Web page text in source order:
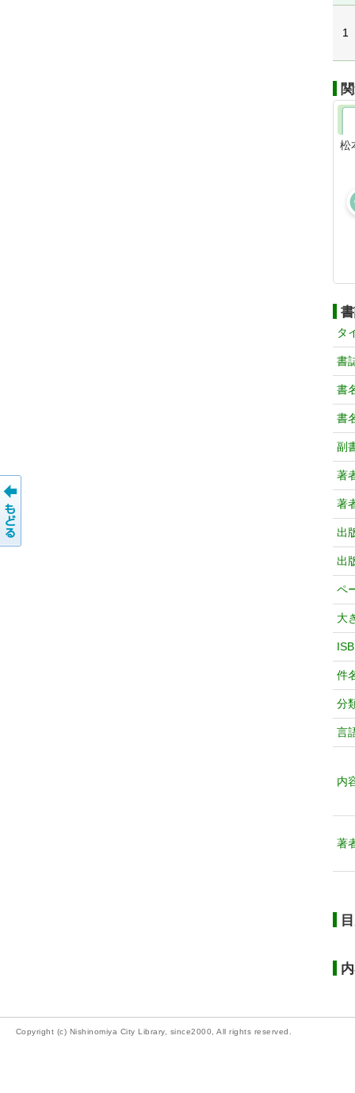
1
松
タ
書
書
書
副
著
著
出
出
ペ
大
件
分
言
内
著
Copyright (c) Nishinomiya City Library, since2000, All rights reserved.